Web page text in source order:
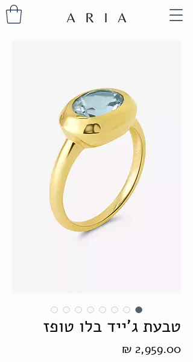
טבעת ג'ייד בלו טופז